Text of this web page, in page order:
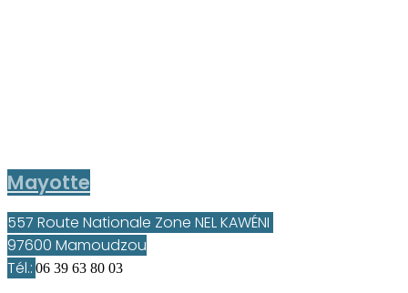
Mayotte
557 Route Nationale Zone NEL KAWÉNI
97600 Mamoudzou
Tél.: 06 39 63 80 03